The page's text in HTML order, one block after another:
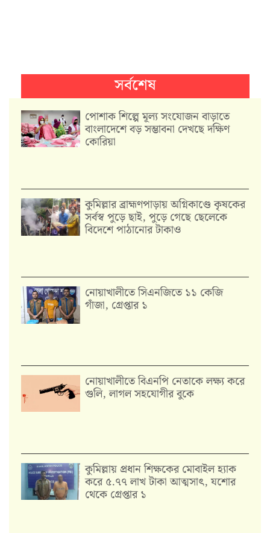
সর্বশেষ
পোশাক শিল্পে মূল্য সংযোজন বাড়াতে
বাংলাদেশে বড় সম্ভাবনা দেখছে দক্ষিণ
কোরিয়া
কুমিল্লার ব্রাহ্মণপাড়ায় অগ্নিকাণ্ডে কৃষকের
সর্বস্ব পুড়ে ছাই, পুড়ে গেছে ছেলেকে
বিদেশে পাঠানোর টাকাও
নোয়াখালীতে সিএনজিতে ১১ কেজি
গাঁজা, গ্রেপ্তার ১
নোয়াখালীতে বিএনপি নেতাকে লক্ষ্য করে
গুলি, লাগল সহযোগীর বুকে
কুমিল্লায় প্রধান শিক্ষকের মোবাইল হ্যাক
করে ৫.৭৭ লাখ টাকা আত্মসাৎ, যশোর
থেকে গ্রেপ্তার ১